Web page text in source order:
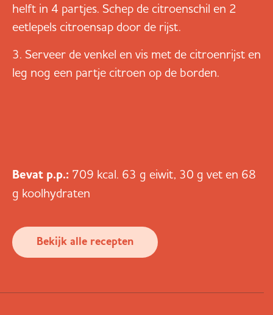
helft in 4 partjes. Schep de citroenschil en 2
eetlepels citroensap door de rijst.
Serveer de venkel en vis met de citroenrijst en
leg nog een partje citroen op de borden.
Bevat p.p.: 709 kcal. 63 g eiwit, 30 g vet en 68
g koolhydraten
Bekijk alle recepten